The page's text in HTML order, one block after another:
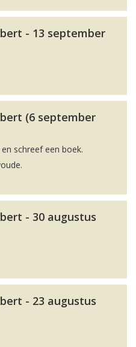
- 13 september
(6 september
schreef een boek.
- 30 augustus
- 23 augustus